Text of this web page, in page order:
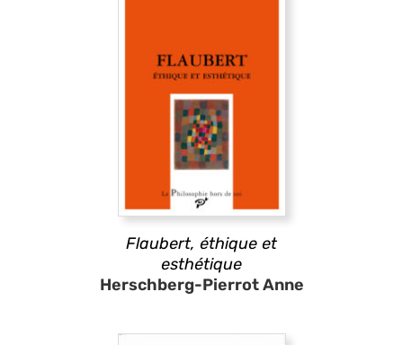
Flaubert, éthique et
esthétique
Herschberg-Pierrot Anne